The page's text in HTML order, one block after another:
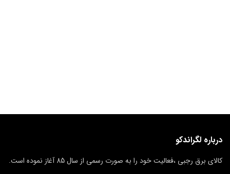
درباره لگراندکو
کالای برق رجبی ،فعالیت خود را به صورت رسمی از سال 85 آغاز نموده است.